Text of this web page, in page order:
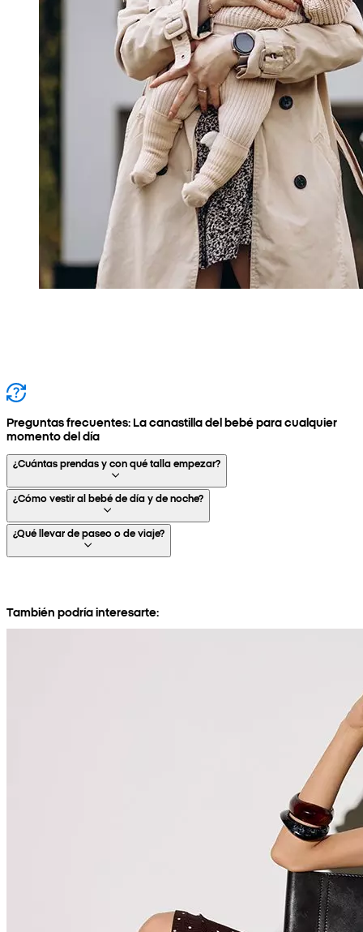
Preguntas frecuentes: La canastilla del bebé para cualquier
momento del día
¿Cuántas prendas y con qué talla empezar?
¿Cómo vestir al bebé de día y de noche?
¿Qué llevar de paseo o de viaje?
También podría interesarte: